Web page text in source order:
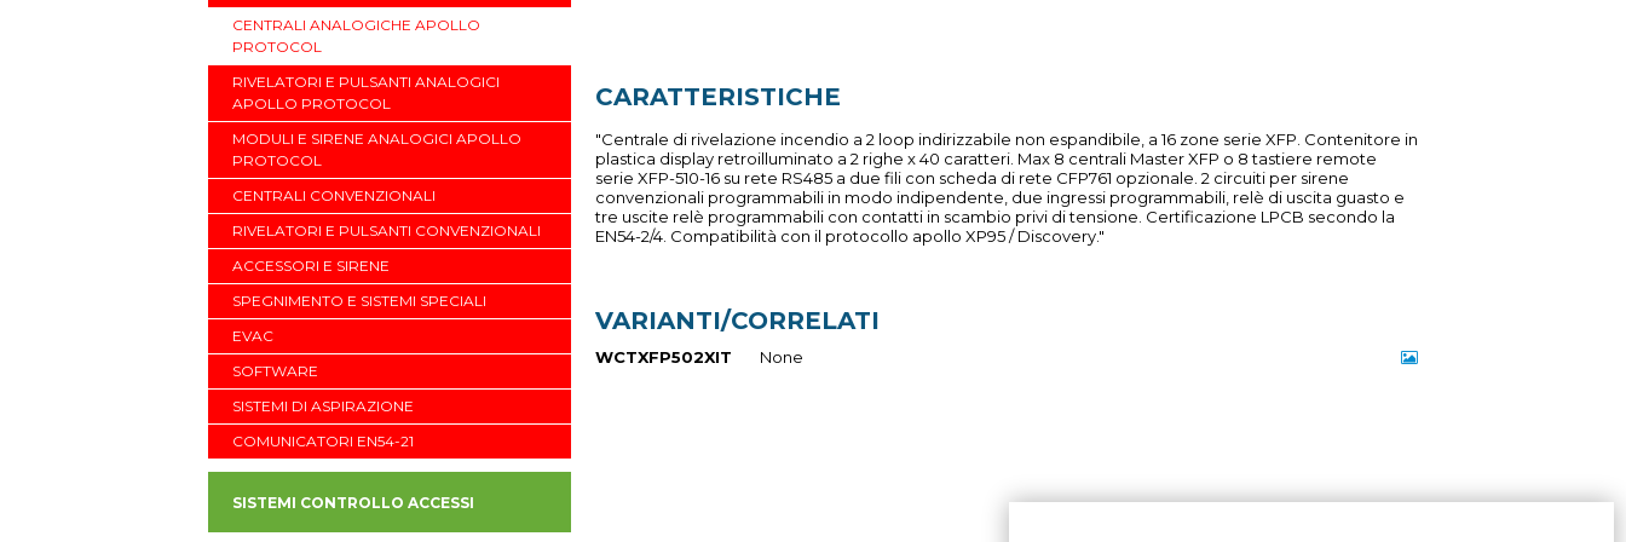
CENTRALI ANALOGICHE APOLLO
PROTOCOL
RIVELATORI E PULSANTI ANALOGICI
APOLLO PROTOCOL
MODULI E SIRENE ANALOGICI APOLLO
PROTOCOL
CENTRALI CONVENZIONALI
RIVELATORI E PULSANTI CONVENZIONALI
ACCESSORI E SIRENE
SPEGNIMENTO E SISTEMI SPECIALI
EVAC
SOFTWARE
SISTEMI DI ASPIRAZIONE
COMUNICATORI EN54-21
SISTEMI CONTROLLO ACCESSI
CARATTERISTICHE
"Centrale di rivelazione incendio a 2 loop indirizzabile non espandibile, a 16 zone serie XFP. Contenitore in
plastica display retroilluminato a 2 righe x 40 caratteri. Max 8 centrali Master XFP o 8 tastiere remote
serie XFP-510-16 su rete RS485 a due fili con scheda di rete CFP761 opzionale. 2 circuiti per sirene
convenzionali programmabili in modo indipendente, due ingressi programmabili, relè di uscita guasto e
tre uscite relè programmabili con contatti in scambio privi di tensione. Certificazione LPCB secondo la
EN54-2/4. Compatibilità con il protocollo apollo XP95 / Discovery."
VARIANTI/CORRELATI
WCTXFP502XIT None